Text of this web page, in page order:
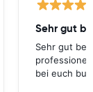
Sehr gut
Sehr gut bei
bei euch